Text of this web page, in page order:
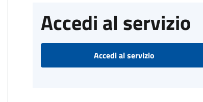
Accedi al servizio
Accedi al servizio